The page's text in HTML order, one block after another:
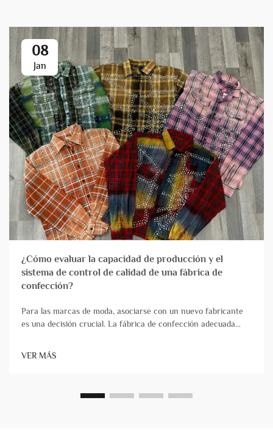
08
Jan
¿Cómo evaluar la capacidad de producción y el
sistema de control de calidad de una fábrica de
confección?
Para las marcas de moda, asociarse con un nuevo fabricante
es una decisión crucial. La fábrica de confección adecuada
transformando de forma fiable los diseños en productos de
alta calidad que llegan puntualmente. Por el contrario, ch...
VER MÁS